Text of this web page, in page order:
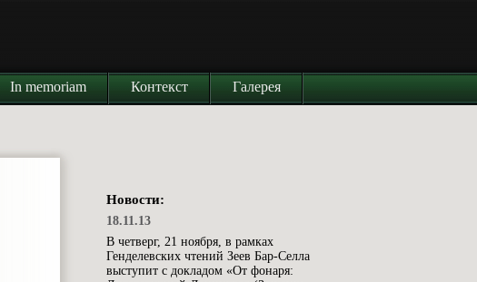
In memoriam Контекст Галерея
Новости:
18.11.13
В четверг, 21 ноября, в рамках
Генделевских чтений Зеев Бар-Селла
выступит с докладом «От фонаря: